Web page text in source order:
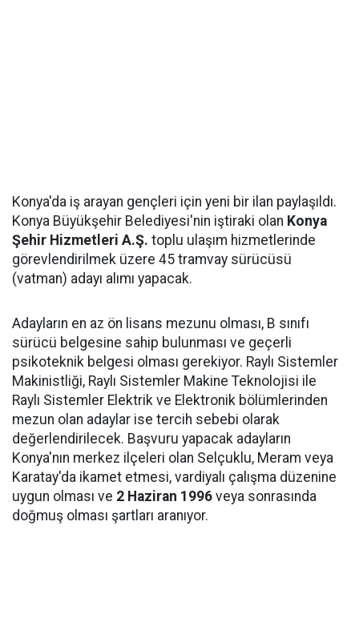
Konya'da iş arayan gençleri için yeni bir ilan paylaşıldı.
Konya Büyükşehir Belediyesi'nin iştiraki olan Konya
Şehir Hizmetleri A.Ş. toplu ulaşım hizmetlerinde
görevlendirilmek üzere 45 tramvay sürücüsü
(vatman) adayı alımı yapacak.
Adayların en az ön lisans mezunu olması, B sınıfı
sürücü belgesine sahip bulunması ve geçerli
psikoteknik belgesi olması gerekiyor. Raylı Sistemler
Makinistliği, Raylı Sistemler Makine Teknolojisi ile
Raylı Sistemler Elektrik ve Elektronik bölümlerinden
mezun olan adaylar ise tercih sebebi olarak
değerlendirilecek. Başvuru yapacak adayların
Konya'nın merkez ilçeleri olan Selçuklu, Meram veya
Karatay'da ikamet etmesi, vardiyalı çalışma düzenine
uygun olması ve 2 Haziran 1996 veya sonrasında
doğmuş olması şartları aranıyor.